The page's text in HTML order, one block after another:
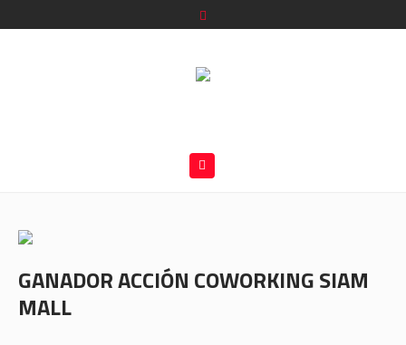
GANADOR ACCIÓN COWORKING SIAM
MALL